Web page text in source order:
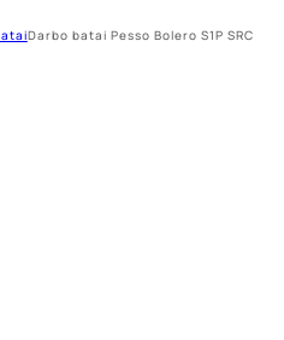
Darbo batai Pesso Bolero S1P SRC